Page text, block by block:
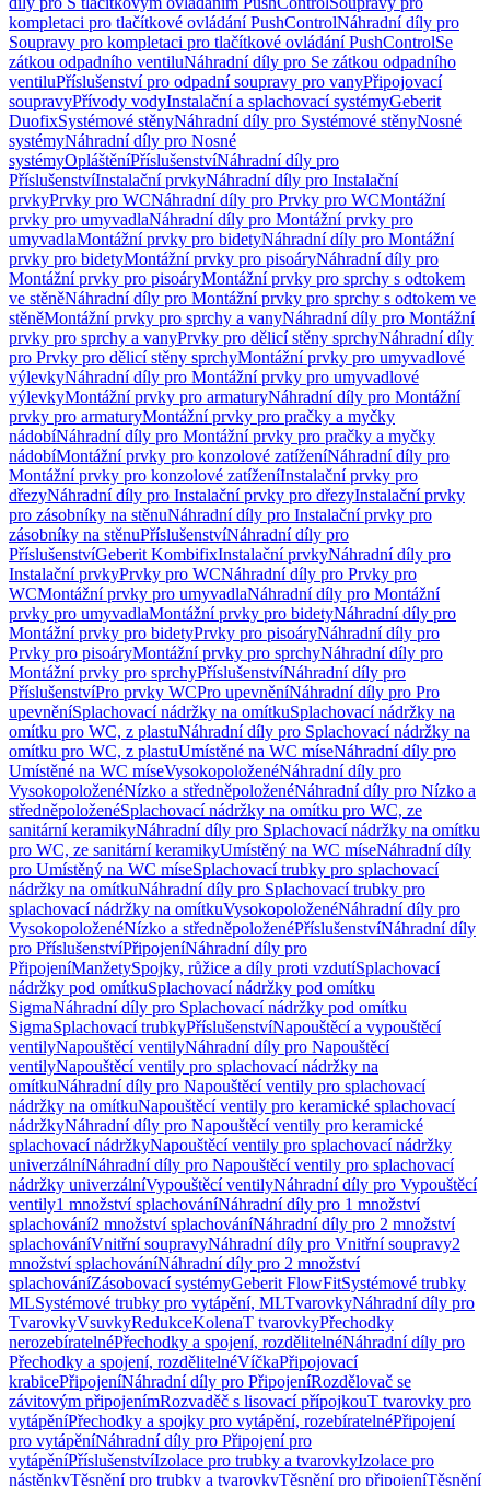
kompletaci pro tlačítkové ovládání PushControlNáhradní díly pro
Soupravy pro kompletaci pro tlačítkové ovládání PushControlSe
zátkou odpadního ventiluNáhradní díly pro Se zátkou odpadního
ventiluPříslušenství pro odpadní soupravy pro vanyPřipojovací
soupravyPřívody vodyInstalační a splachovací systémyGeberit
DuofixSystémové stěnyNáhradní díly pro Systémové stěnyNosné
systémyNáhradní díly pro Nosné
systémyOpláštěníPříslušenstvíNáhradní díly pro
PříslušenstvíInstalační prvkyNáhradní díly pro Instalační
prvkyPrvky pro WCNáhradní díly pro Prvky pro WCMontážní
prvky pro umyvadlaNáhradní díly pro Montážní prvky pro
umyvadlaMontážní prvky pro bidetyNáhradní díly pro Montážní
prvky pro bidetyMontážní prvky pro pisoáryNáhradní díly pro
Montážní prvky pro pisoáryMontážní prvky pro sprchy s odtokem
ve stěněNáhradní díly pro Montážní prvky pro sprchy s odtokem ve
stěněMontážní prvky pro sprchy a vanyNáhradní díly pro Montážní
prvky pro sprchy a vanyPrvky pro dělicí stěny sprchyNáhradní díly
pro Prvky pro dělicí stěny sprchyMontážní prvky pro umyvadlové
výlevkyNáhradní díly pro Montážní prvky pro umyvadlové
výlevkyMontážní prvky pro armaturyNáhradní díly pro Montážní
prvky pro armaturyMontážní prvky pro pračky a myčky
nádobíNáhradní díly pro Montážní prvky pro pračky a myčky
nádobíMontážní prvky pro konzolové zatíženíNáhradní díly pro
Montážní prvky pro konzolové zatíženíInstalační prvky pro
dřezyNáhradní díly pro Instalační prvky pro dřezyInstalační prvky
pro zásobníky na stěnuNáhradní díly pro Instalační prvky pro
zásobníky na stěnuPříslušenstvíNáhradní díly pro
PříslušenstvíGeberit KombifixInstalační prvkyNáhradní díly pro
Instalační prvkyPrvky pro WCNáhradní díly pro Prvky pro
WCMontážní prvky pro umyvadlaNáhradní díly pro Montážní
prvky pro umyvadlaMontážní prvky pro bidetyNáhradní díly pro
Montážní prvky pro bidetyPrvky pro pisoáryNáhradní díly pro
Prvky pro pisoáryMontážní prvky pro sprchyNáhradní díly pro
Montážní prvky pro sprchyPříslušenstvíNáhradní díly pro
PříslušenstvíPro prvky WCPro upevněníNáhradní díly pro Pro
upevněníSplachovací nádržky na omítkuSplachovací nádržky na
omítku pro WC, z plastuNáhradní díly pro Splachovací nádržky na
omítku pro WC, z plastuUmístěné na WC míseNáhradní díly pro
Umístěné na WC míseVysokopoloženéNáhradní díly pro
VysokopoloženéNízko a středněpoloženéNáhradní díly pro Nízko a
středněpoloženéSplachovací nádržky na omítku pro WC, ze
sanitární keramikyNáhradní díly pro Splachovací nádržky na omítku
pro WC, ze sanitární keramikyUmístěný na WC míseNáhradní díly
pro Umístěný na WC míseSplachovací trubky pro splachovací
nádržky na omítkuNáhradní díly pro Splachovací trubky pro
splachovací nádržky na omítkuVysokopoloženéNáhradní díly pro
VysokopoloženéNízko a středněpoloženéPříslušenstvíNáhradní díly
pro PříslušenstvíPřipojeníNáhradní díly pro
PřipojeníManžetySpojky, růžice a díly proti vzdutíSplachovací
nádržky pod omítkuSplachovací nádržky pod omítku
SigmaNáhradní díly pro Splachovací nádržky pod omítku
SigmaSplachovací trubkyPříslušenstvíNapouštěcí a vypouštěcí
ventilyNapouštěcí ventilyNáhradní díly pro Napouštěcí
ventilyNapouštěcí ventily pro splachovací nádržky na
omítkuNáhradní díly pro Napouštěcí ventily pro splachovací
nádržky na omítkuNapouštěcí ventily pro keramické splachovací
nádržkyNáhradní díly pro Napouštěcí ventily pro keramické
splachovací nádržkyNapouštěcí ventily pro splachovací nádržky
univerzálníNáhradní díly pro Napouštěcí ventily pro splachovací
nádržky univerzálníVypouštěcí ventilyNáhradní díly pro Vypouštěcí
ventily1 množství splachováníNáhradní díly pro 1 množství
splachování2 množství splachováníNáhradní díly pro 2 množství
splachováníVnitřní soupravyNáhradní díly pro Vnitřní soupravy2
množství splachováníNáhradní díly pro 2 množství
splachováníZásobovací systémyGeberit FlowFitSystémové trubky
MLSystémové trubky pro vytápění, MLTvarovkyNáhradní díly pro
TvarovkyVsuvkyRedukceKolenaT tvarovkyPřechodky
nerozebíratelnéPřechodky a spojení, rozdělitelnéNáhradní díly pro
Přechodky a spojení, rozdělitelnéVíčkaPřipojovací
krabicePřipojeníNáhradní díly pro PřipojeníRozdělovač se
závitovým připojenímRozvaděč s lisovací přípojkouT tvarovky pro
vytápěníPřechodky a spojky pro vytápění, rozebíratelnéPřipojení
pro vytápěníNáhradní díly pro Připojení pro
vytápěníPříslušenstvíIzolace pro trubky a tvarovkyIzolace pro
nástěnkyTěsnění pro trubky a tvarovkyTěsnění pro připojeníTěsnění